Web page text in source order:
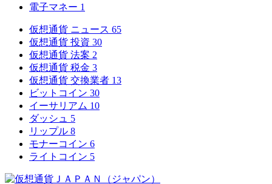
電子マネー 1
仮想通貨 ニュース 65
仮想通貨 投資 30
仮想通貨 法案 2
仮想通貨 税金 3
仮想通貨 交換業者 13
ビットコイン 30
イーサリアム 10
ダッシュ 5
リップル 8
モナーコイン 6
ライトコイン 5